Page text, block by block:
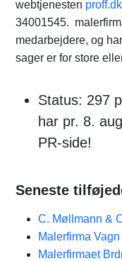
webtjenesten proff.dk
34001545.
medarbejdere, og
sager er for store
Status: 297
har pr. 8.
PR-side!
Seneste
C. Møllmann &
Malerfirma
Malerfirmaet